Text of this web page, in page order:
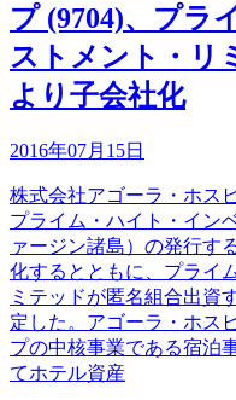
プ (9704)、プラ
ストメント・リ
より子会社化
2016年07月15日
株式会社アゴーラ・ホス
プライム・ハイト・イン
ァージン諸島）の発行す
化するとともに、プライ
ミテッドが匿名組合出資
定した。アゴーラ・ホス
プの中核事業である宿泊
てホテル資産